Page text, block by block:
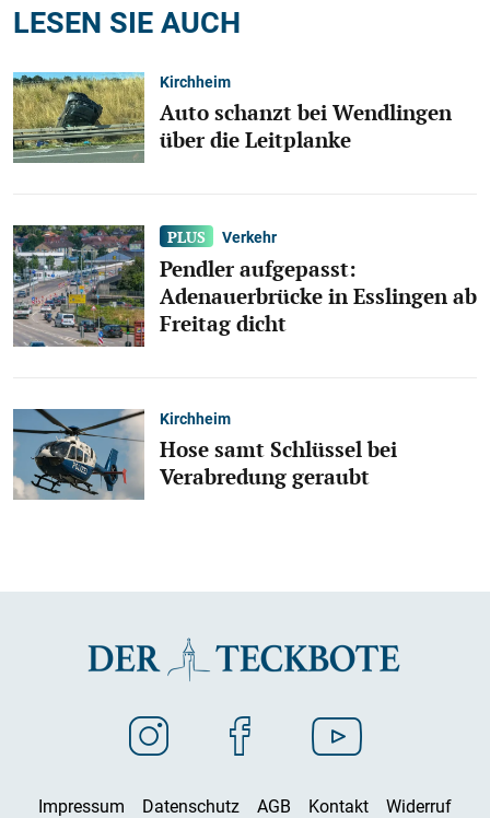
LESEN SIE AUCH
Kirchheim
Auto schanzt bei Wendlingen
über die Leitplanke
Verkehr
Pendler aufgepasst:
Adenauerbrücke in Esslingen ab
Freitag dicht
Kirchheim
Hose samt Schlüssel bei
Verabredung geraubt
Impressum Datenschutz AGB Kontakt Widerruf